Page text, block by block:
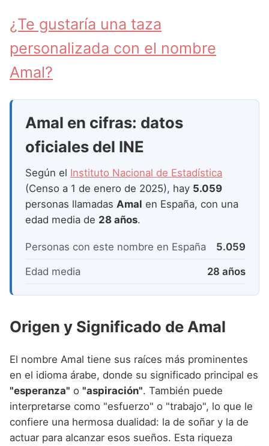
Nombres de Niña que empiezan por M
Nombres de Niña que empiezan por N
Nombres de Niña que empiezan por T
Nombres de Niña que empiezan por U
Nombres de Niña que empiezan por W
Nombres de Niña que empiezan por X
Nombres de Niña que empiezan por Z
Nombres de Niña Portugueses
Nombres de Niña Rumanos
Nombres de Niña Gallegos
Nombres de Niña Madrileños
Nombres de Niña Riojanos
Nombres de Niña Valencianos
Nombres de Niña Vascos
¿Te gustaría una taza
personalizada con el nombre
Amal?
Amal en cifras: datos
oficiales del INE
Según el Instituto Nacional de Estadística
(Censo a 1 de enero de 2025), hay 5.059
personas llamadas Amal en España, con una
edad media de 28 años.
Personas con este nombre en España 5.059
Edad media 28 años
Origen y Significado de Amal
El nombre Amal tiene sus raíces más prominentes
en el idioma árabe, donde su significado principal es
"esperanza" o "aspiración". También puede
interpretarse como "esfuerzo" o "trabajo", lo que le
confiere una hermosa dualidad: la de soñar y la de
actuar para alcanzar esos sueños. Esta riqueza